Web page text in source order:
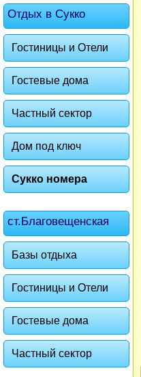
Отдых в Сукко
Гостиницы и Отели
Гостевые дома
Частный сектор
Дом под ключ
Сукко номера
ст.Благовещенская
Базы отдыха
Гостиницы и Отели
Гостевые дома
Частный сектор